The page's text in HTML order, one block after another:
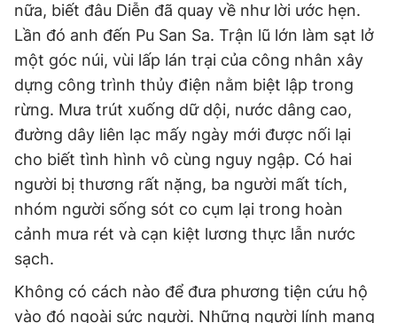
nữa, biết đâu Diễn đã quay về như lời ước hẹn.
Lần đó anh đến Pu San Sa. Trận lũ lớn làm sạt lở
một góc núi, vùi lấp lán trại của công nhân xây
dựng công trình thủy điện nằm biệt lập trong
rừng. Mưa trút xuống dữ dội, nước dâng cao,
đường dây liên lạc mấy ngày mới được nối lại
cho biết tình hình vô cùng nguy ngập. Có hai
người bị thương rất nặng, ba người mất tích,
nhóm người sống sót co cụm lại trong hoàn
cảnh mưa rét và cạn kiệt lương thực lẫn nước
sạch.
Không có cách nào để đưa phương tiện cứu hộ
vào đó ngoài sức người. Những người lính mang